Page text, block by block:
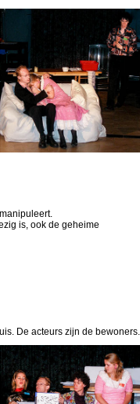
is, ook de geheime
De acteurs zijn de bewoners.